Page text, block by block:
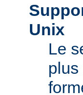
Unix
Le